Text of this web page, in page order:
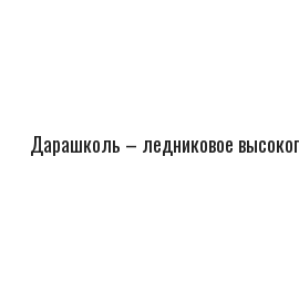
Дарашколь – ледниковое